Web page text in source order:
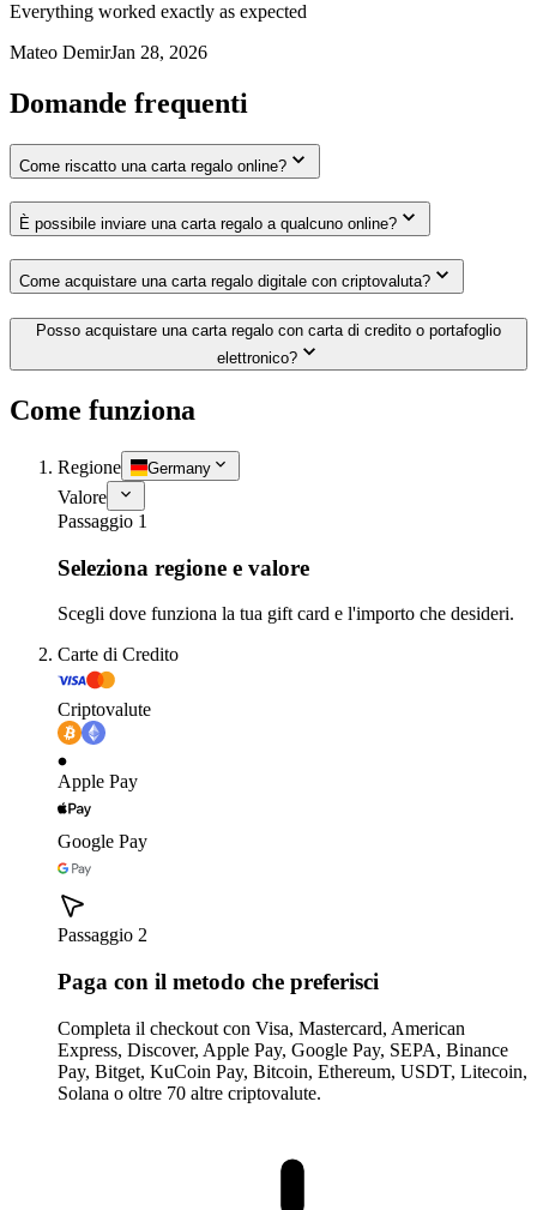
Everything worked exactly as expected
Mateo DemirJan 28, 2026
Domande frequenti
Come riscatto una carta regalo online?
È possibile inviare una carta regalo a qualcuno online?
Come acquistare una carta regalo digitale con criptovaluta?
Posso acquistare una carta regalo con carta di credito o portafoglio
elettronico?
Come funziona
Regione Germany
Valore
Passaggio 1
Seleziona regione e valore
Scegli dove funziona la tua gift card e l'importo che desideri.
Carte di Credito
Criptovalute
Apple Pay
Google Pay
Passaggio 2
Paga con il metodo che preferisci
Completa il checkout con Visa, Mastercard, American
Express, Discover, Apple Pay, Google Pay, SEPA, Binance
Pay, Bitget, KuCoin Pay, Bitcoin, Ethereum, USDT, Litecoin,
Solana o oltre 70 altre criptovalute.